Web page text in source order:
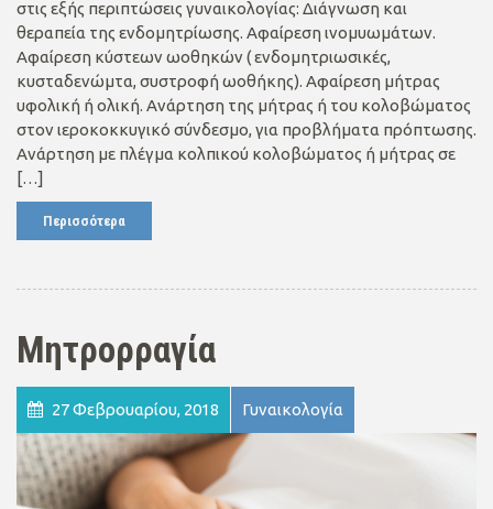
στις εξής περιπτώσεις γυναικολογίας: Διάγνωση και
θεραπεία της ενδομητρίωσης. Αφαίρεση ινομυωμάτων.
Αφαίρεση κύστεων ωοθηκών ( ενδομητριωσικές,
κυσταδενώμτα, συστροφή ωοθήκης). Αφαίρεση μήτρας
υφολική ή ολική. Ανάρτηση της μήτρας ή του κολοβώματος
στον ιεροκοκκυγικό σύνδεσμο, για προβλήματα πρόπτωσης.
Ανάρτηση με πλέγμα κολπικού κολοβώματος ή μήτρας σε
[…]
Περισσότερα
Μητρορραγία
27 Φεβρουαρίου, 2018 Γυναικολογία